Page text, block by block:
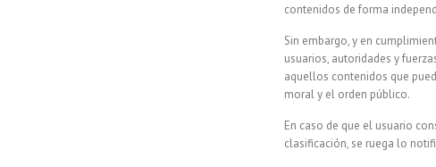
contenidos de forma
Sin embargo, y en
usuarios, autoridades y
aquellos contenidos que
moral y el orden público.
En caso de que el usuario
clasificación, se ruega lo